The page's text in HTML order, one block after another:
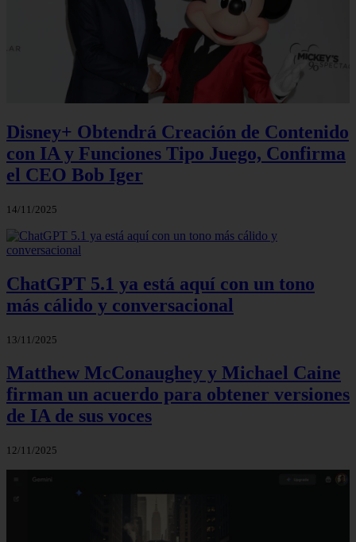
Disney+ Obtendrá Creación de Contenido
con IA y Funciones Tipo Juego, Confirma
el CEO Bob Iger
14/11/2025
ChatGPT 5.1 ya está aquí con un tono
más cálido y conversacional
13/11/2025
Matthew McConaughey y Michael Caine
firman un acuerdo para obtener versiones
de IA de sus voces
12/11/2025